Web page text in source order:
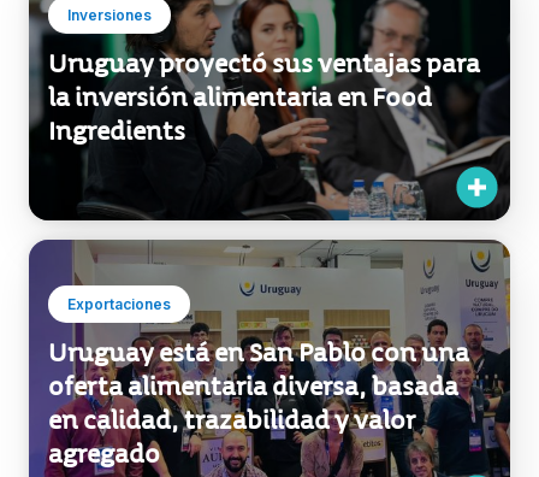
Ingredients
Exportaciones
Uruguay está en San Pablo con una
oferta alimentaria diversa, basada
en calidad, trazabilidad y valor
agregado